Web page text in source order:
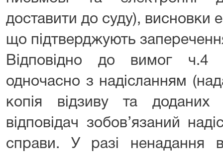
доставити до суду), висновки
що підтверджують
Відповідно до вимог ч.4
одночасно з надісланням
копія відзиву та доданих
відповідач зобов’язаний
справи. У разі ненадання